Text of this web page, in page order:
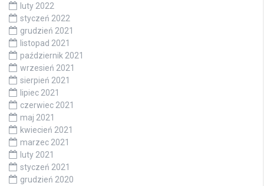
luty 2022
styczeń 2022
grudzień 2021
listopad 2021
październik 2021
wrzesień 2021
sierpień 2021
lipiec 2021
czerwiec 2021
maj 2021
kwiecień 2021
marzec 2021
luty 2021
styczeń 2021
grudzień 2020